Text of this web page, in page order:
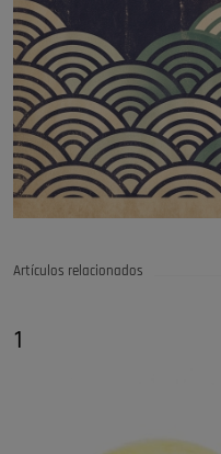
Artículos relacionados
1